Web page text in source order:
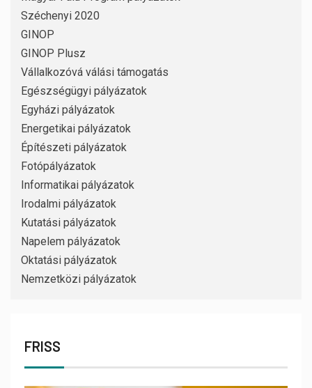
Széchenyi 2020
GINOP
GINOP Plusz
Vállalkozóvá válási támogatás
Egészségügyi pályázatok
Egyházi pályázatok
Energetikai pályázatok
Építészeti pályázatok
Fotópályázatok
Informatikai pályázatok
Irodalmi pályázatok
Kutatási pályázatok
Napelem pályázatok
Oktatási pályázatok
Nemzetközi pályázatok
FRISS